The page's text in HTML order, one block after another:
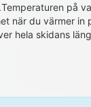
på
när du värmer in
hela skidans